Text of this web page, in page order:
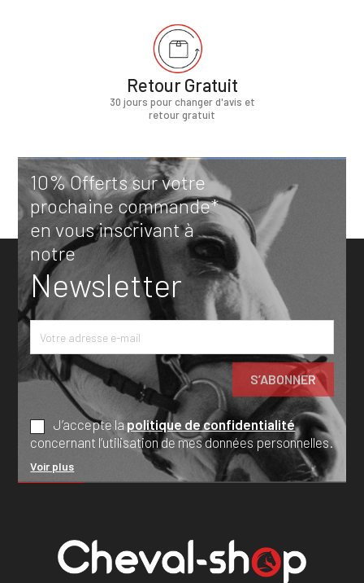
Retour Gratuit
30 jours pour changer d'avis et
retour gratuit
10% Offerts sur votre
prochaine commande*
en vous inscrivant à
notre
Newsletter
J’accepte lapolitique de confidentialité
concernant l’utilisation de mes données personnelles.
Voir plus